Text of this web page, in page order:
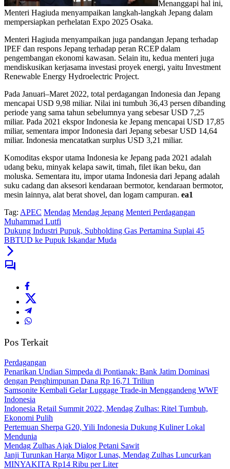
Menanggapi hal ini,
Menteri Hagiuda menyampaikan langkah-langkah Jepang dalam
mempersiapkan perhelatan Expo 2025 Osaka.
Menteri Hagiuda menyampaikan juga pandangan Jepang terhadap
IPEF dan respons Jepang terhadap peran RCEP dalam
pengembangan ekonomi kawasan. Selain itu, kedua menteri juga
mendiskusikan kerjasama investasi proyek energi, yaitu Investment
Renewable Energy Hydroelectric Project.
Pada Januari–Maret 2022, total perdagangan Indonesia dan Jepang
mencapai USD 9,98 miliar. Nilai ini tumbuh 36,43 persen dibanding
periode yang sama tahun sebelumnya yang sebesar USD 7,25
miliar. Pada 2021 ekspor Indonesia ke Jepang mencapai USD 17,85
miliar, sementara impor Indonesia dari Jepang sebesar USD 14,64
miliar. Indonesia mencatatkan surplus USD 3,21 miliar.
Komoditas ekspor utama Indonesia ke Jepang pada 2021 adalah
udang beku, minyak kelapa sawit, timah, filet ikan beku, dan
moluska. Sementara itu, impor utama Indonesia dari Jepang adalah
suku cadang dan aksesori kendaraan bermotor, kendaraan bermotor,
mesin lainnya, alat berat shovel, dan logam campuran. ea1
Tag: APEC Mendag Mendag Jepang Menteri Perdagangan
Muhammad Lutfi
Dukung Industri Pupuk, Subholding Gas Pertamina Suplai 45
BBTUD ke Pupuk Iskandar Muda
Pos Terkait
Perdagangan
Penarikan Undian Simpeda di Pontianak: Bank Jatim Dominasi
dengan Penghimpunan Dana Rp 16,71 Triliun
Samsonite Kembali Gelar Luggage Trade-in Menggandeng WWF
Indonesia
Indonesia Retail Summit 2022, Mendag Zulhas: Ritel Tumbuh,
Ekonomi Pulih
Pertemuan Sherpa G20, Yili Indonesia Dukung Kuliner Lokal
Mendunia
Mendag Zulhas Ajak Dialog Petani Sawit
Janji Turunkan Harga Migor Lunas, Mendag Zulhas Luncurkan
MINYAKITA Rp14 Ribu per Liter